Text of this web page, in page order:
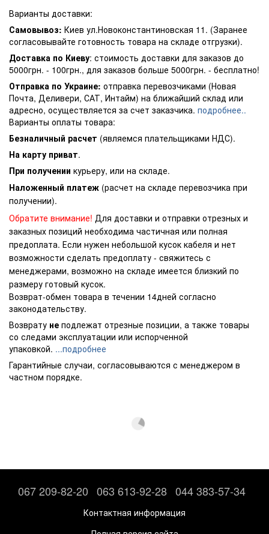
Варианты доставки:
Самовывоз: Киев ул.Новоконстантиновская 11. (Заранее
согласовывайте готовность товара на складе отгрузки).
Доставка по Киеву: стоимость доставки для заказов до
5000грн. - 100грн., для заказов больше 5000грн. - бесплатно!
Отправка по Украине: отправка перевозчиками (Новая
Почта, Деливери, САТ, Интайм) на ближайший склад или
адресно, осуществляется за счет заказчика. подробнее..
Варианты оплаты товара:
Безналичный расчет (являемся плательщиками НДС).
На карту приват.
При получении курьеру, или на складе.
Наложенный платеж (расчет на складе перевозчика при
получении).
Обратите внимание! Для доставки и отправки отрезных и
заказных позиций необходима частичная или полная
предоплата. Если нужен небольшой кусок кабеля и нет
возможности сделать предоплату - свяжитесь с
менеджерами, возможно на складе имеется близкий по
размеру готовый кусок.
Возврат-обмен товара в течении 14дней согласно
законодательству.
Возврату не подлежат отрезные позиции, а также товары
со следами эксплуатации или испорченной
упаковкой. ...подробнее
Гарантийные случаи, согласовываются с менеджером в
частном порядке.
067 209-82-20 063 613-92-28 044 383-57-34
Контактная информация